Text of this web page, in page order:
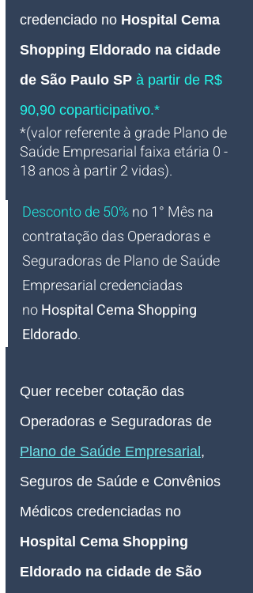
credenciado no Hospital Cema
Shopping Eldorado na cidade
de São Paulo SP à partir de R$
90,90 coparticipativo.*
*(valor referente à grade Plano de
Saúde Empresarial faixa etária 0 -
18 anos à partir 2 vidas).
Desconto de 50%no 1° Mês na
contratação das Operadoras e
Seguradoras de Plano de Saúde
Empresarial credenciadas
noHospital Cema Shopping
Eldorado.
Quer receber cotação das
Operadoras e Seguradoras de
Plano de Saúde Empresarial ,
Seguros de Saúde e Convênios
Médicos credenciadas no
Hospital Cema Shopping
Eldorado na cidade de São